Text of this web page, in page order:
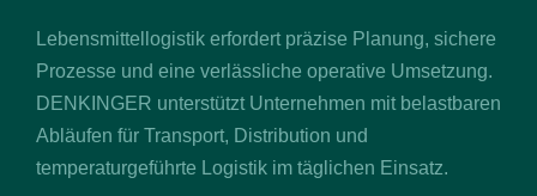
Lebensmittellogistik erfordert präzise Planung, sichere
Prozesse und eine verlässliche operative Umsetzung.
DENKINGER unterstützt Unternehmen mit belastbaren
Abläufen für Transport, Distribution und
temperaturgeführte Logistik im täglichen Einsatz.